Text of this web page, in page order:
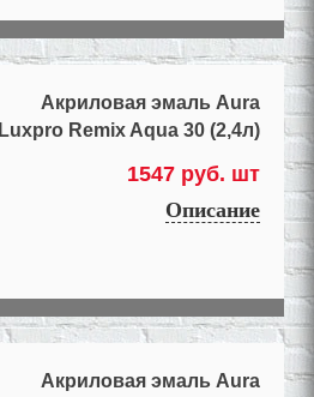
Акриловая эмаль Aura
Luxpro Remix Aqua 30 (2,4л)
1547 руб. шт
Описание
Акриловая эмаль Aura